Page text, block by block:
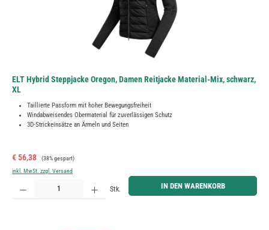
ELT Hybrid Steppjacke Oregon, Damen Reitjacke Material-Mix, schwarz,
XL
Taillierte Passform mit hoher Bewegungsfreiheit
Windabweisendes Obermaterial für zuverlässigen Schutz
3D-Strickeinsätze an Ärmeln und Seiten
Verkaufspreis:
€ 56,38 Regulärer Preis:
(38% gespart)
inkl. MwSt. zzgl. Versand
Produkt Anzahl: Gib den gewünschten Wert ein oder benutze die Schaltflächen um die Anzahl zu
Stk. IN DEN WARENKORB